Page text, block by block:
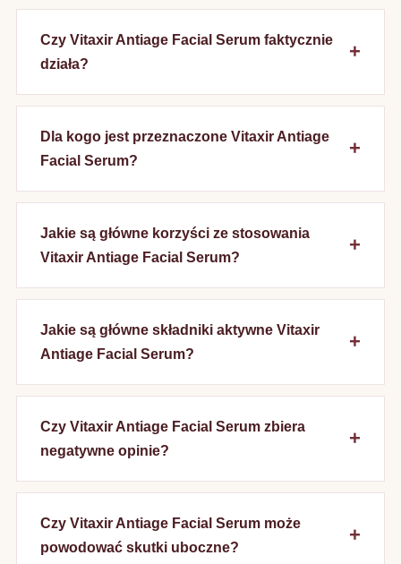
Czy Vitaxir Antiage Facial Serum faktycznie
działa?
Dla kogo jest przeznaczone Vitaxir Antiage
Facial Serum?
Jakie są główne korzyści ze stosowania
Vitaxir Antiage Facial Serum?
Jakie są główne składniki aktywne Vitaxir
Antiage Facial Serum?
Czy Vitaxir Antiage Facial Serum zbiera
negatywne opinie?
Czy Vitaxir Antiage Facial Serum może
powodować skutki uboczne?